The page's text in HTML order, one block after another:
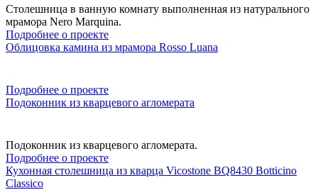
Столешница в ванную комнату выполненная из натурального
мрамора Nero Marquina.
Подробнее о проекте
Облицовка камина из мрамора Rosso Luana
Подробнее о проекте
Подоконник из кварцевого агломерата
Подоконник из кварцевого агломерата.
Подробнее о проекте
Кухонная столешница из кварца Vicostone BQ8430 Botticino
Classico